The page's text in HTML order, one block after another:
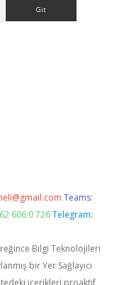
Teams:
606 0 726 Telegram:
Bilgi Teknolojileri
bir Yer Sağlayıcı
içerikleri proaktif